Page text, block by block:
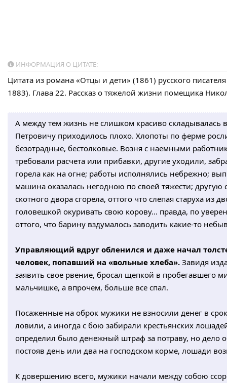
ИНФОРМАЦИЯ О ЦИТАТЕ:
Цитата из романа «Отцы и дети» (1861) русского
1883). Глава 22. Рассказ о тяжелой жизни помещика
А между тем жизнь не слишком красиво
Петровичу приходилось плохо. Хлопоты по ферме
безотрадные, бестолковые. Возня с наемными
требовали расчета или прибавки, другие уходили,
горела как на огне; работы исполнялись небрежно;
машина оказалась негодною по своей тяжести; другую
скотного двора сгорела, оттого что слепая старуха из
головешкой окуривать свою корову... правда, по
оттого, что барину вздумалось заводить какие-то
Управляющий вдруг обленился и даже начал
человек, попавший на «вольные хлеба». Завидя
заявить свое рвение, бросал щепкой в пробегавшего
мальчишке, а впрочем, больше все спал.
Посаженные на оброк мужики не взносили денег в
ловили, а иногда с бою забирали крестьянских
определил было денежный штраф за потраву, но дело
постояв день или два на господском корме, лошади
К довершению всего, мужики начали между собою